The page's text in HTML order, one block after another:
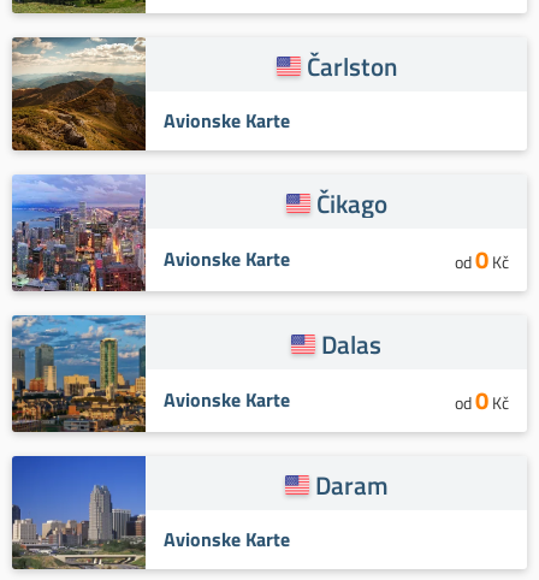
Čarlston
Avionske Karte
Čikago
Avionske Karte od0Kč
Dalas
Avionske Karte od0Kč
Daram
Avionske Karte